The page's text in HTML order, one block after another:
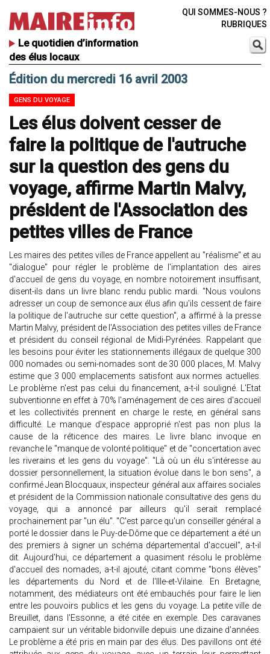
Le quotidien d’information
des élus locaux
QUI SOMMES-NOUS ?
RUBRIQUES
Édition du mercredi 16 avril 2003
GENS DU VOYAGE
Les élus doivent cesser de
faire la politique de l'autruche
sur la question des gens du
voyage, affirme Martin Malvy,
président de l'Association des
petites villes de France
Les maires des petites villes de France appellent au "réalisme" et au
"dialogue" pour régler le problème de l'implantation des aires
d'accueil de gens du voyage, en nombre notoirement insuffisant,
disent-ils dans un livre blanc rendu public mardi. "Nous voulons
adresser un coup de semonce aux élus afin qu'ils cessent de faire
la politique de l'autruche sur cette question", a affirmé à la presse
Martin Malvy, président de l'Association des petites villes de France
et président du conseil régional de Midi-Pyrénées. Rappelant que
les besoins pour éviter les stationnements illégaux de quelque 300
000 nomades ou semi-nomades sont de 30 000 places, M. Malvy
estime que 3 000 emplacements satisfont aux normes actuelles.
Le problème n'est pas celui du financement, a-t-il souligné. L'Etat
subventionne en effet à 70% l'aménagement de ces aires d'accueil
et les collectivités prennent en charge le reste, en général sans
difficulté. Le manque d'espace approprié n'est pas non plus la
cause de la réticence des maires. Le livre blanc invoque en
revanche le "manque de volonté politique" et de "concertation avec
les riverains et les gens du voyage". "Là où un élu s'intéresse au
dossier personnellement, la situation évolue dans le bon sens", a
confirmé Jean Blocquaux, inspecteur général aux affaires sociales
et président de la Commission nationale consultative des gens du
voyage, qui a annoncé par ailleurs qu'il serait remplacé
prochainement par "un élu". "C'est parce qu'un conseiller général a
porté le dossier dans le Puy-de-Dôme que ce département a été un
des premiers à signer un schéma départemental d'accueil", a-t-il
dit. Aujourd'hui, ce département a quasiment résolu le problème
d'accueil des nomades, a-t-il ajouté, citant comme "bons élèves"
les départements du Nord et de l'Ille-et-Vilaine. En Bretagne,
notamment, des médiateurs ont été embauchés pour faire le lien
entre les pouvoirs publics et les gens du voyage. La petite ville de
Breuillet, dans l'Essonne, a été citée en exemple. Des caravanes
campaient sur un véritable bidonville depuis une dizaine d'années.
Le problème a été pris en main par des élus. Des pavillons ont été